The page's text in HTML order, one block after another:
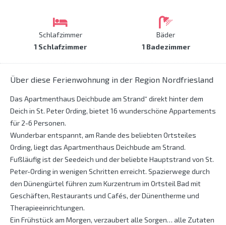
Schlafzimmer
1 Schlafzimmer
Bäder
1 Badezimmer
Über diese Ferienwohnung in der Region Nordfriesland
Das Apartmenthaus Deichbude am Strand“ direkt hinter dem
Deich in St. Peter Ording, bietet 16 wunderschöne Appartements
für 2-6 Personen.
Wunderbar entspannt, am Rande des beliebten Ortsteiles
Ording, liegt das Apartmenthaus Deichbude am Strand.
Fußläufig ist der Seedeich und der beliebte Hauptstrand von St.
Peter-Ording in wenigen Schritten erreicht. Spazierwege durch
den Dünengürtel führen zum Kurzentrum im Ortsteil Bad mit
Geschäften, Restaurants und Cafés, der Dünentherme und
Therapieeinrichtungen.
Ein Frühstück am Morgen, verzaubert alle Sorgen… alle Zutaten